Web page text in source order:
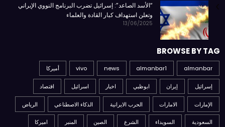
“الأسد الصاعد”: إسرائيل تضرب البرنامج النووي الإيراني
وتعلن استهداف كبار القادة والعلماء
13/06/2025
BROWSE BY TAG
almanbar
almanbar1
news
vivo أميركا
إسرائيل إيران ابوظبي اخبار اسرائيل اقتصاد
الإمارات الامارات الحرب الايرانية الذكاء الاصطناعي الرياض
السعودية السويداء الشرع الصين المنبر اميركا